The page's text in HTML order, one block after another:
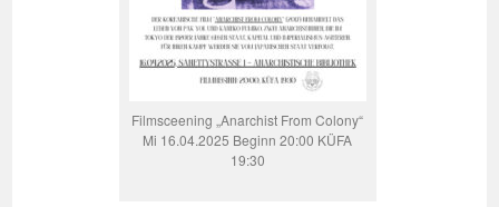
Filmsceening „Anarchist From Colony“
Mi 16.04.2025 Beginn 20:00 KÜFA
19:30